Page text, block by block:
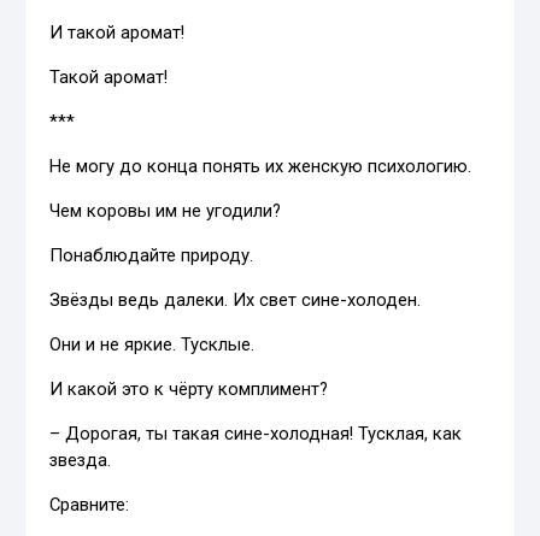
И такой аромат!
Такой аромат!
***
Не могу до конца понять их женскую психологию.
Чем коровы им не угодили?
Понаблюдайте природу.
Звёзды ведь далеки. Их свет сине-холоден.
Они и не яркие. Тусклые.
И какой это к чёрту комплимент?
– Дорогая, ты такая сине-холодная! Тусклая, как
звезда.
Сравните: